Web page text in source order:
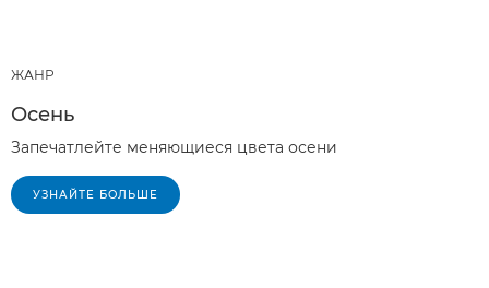
ЖАНР
Осень
Запечатлейте меняющиеся цвета осени
УЗНАЙТЕ БОЛЬШЕ